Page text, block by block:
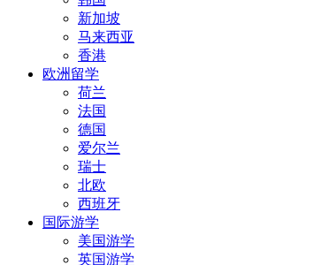
新加坡
马来西亚
香港
欧洲留学
荷兰
法国
德国
爱尔兰
瑞士
北欧
西班牙
国际游学
美国游学
英国游学